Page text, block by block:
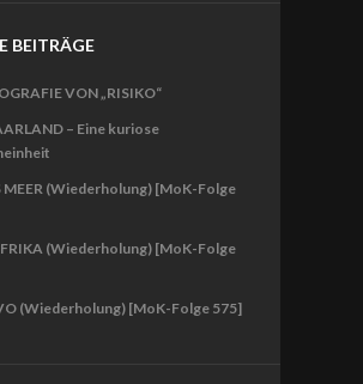
BEITRÄGE
VON „RISIKO“
– Eine kuriose
MEER (Wiederholung) [MoK-Folge
(Wiederholung) [MoK-Folge
(Wiederholung) [MoK-Folge 575]